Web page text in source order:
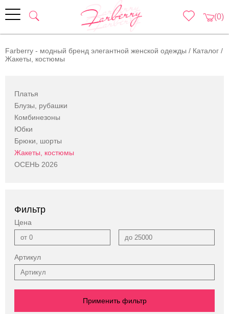
(0)
Farberry - модный бренд элегантной женской одежды / Каталог /
Жакеты, костюмы
Платья
Блузы, рубашки
Комбинезоны
Юбки
Брюки, шорты
Жакеты, костюмы
ОСЕНЬ 2026
Фильтр
Цена
Артикул